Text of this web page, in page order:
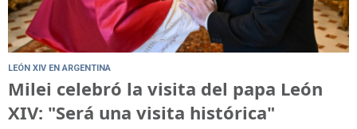
LEÓN XIV EN ARGENTINA
Milei celebró la visita del papa León
XIV: "Será una visita histórica"